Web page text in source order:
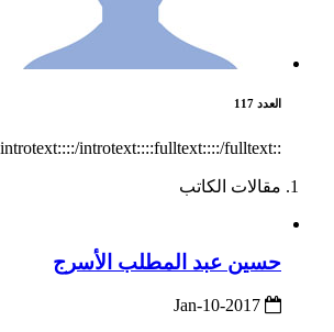
العدد 117
::cck::4221::/cck::::introtext::::/introtext::::fulltext::::/fulltext::
مقالات الكاتب
حسين عبد المطلب الأسرج